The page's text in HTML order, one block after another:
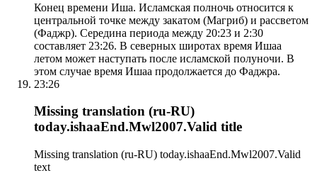
Конец времени Иша. Исламская полночь относится к
центральной точке между закатом (Магриб) и рассветом
(Фаджр). Середина периода между 20:23 и 2:30
составляет 23:26. В северных широтах время Ишаа
летом может наступать после исламской полуночи. В
этом случае время Ишаа продолжается до Фаджра.
23:26
Missing translation (ru-RU)
today.ishaaEnd.Mwl2007.Valid title
Missing translation (ru-RU) today.ishaaEnd.Mwl2007.Valid
text